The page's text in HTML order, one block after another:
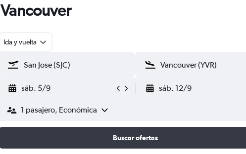
Vancouver
Ida y vuelta
sáb. 5/9 sáb. 12/9
1 pasajero, Económica
Buscar ofertas